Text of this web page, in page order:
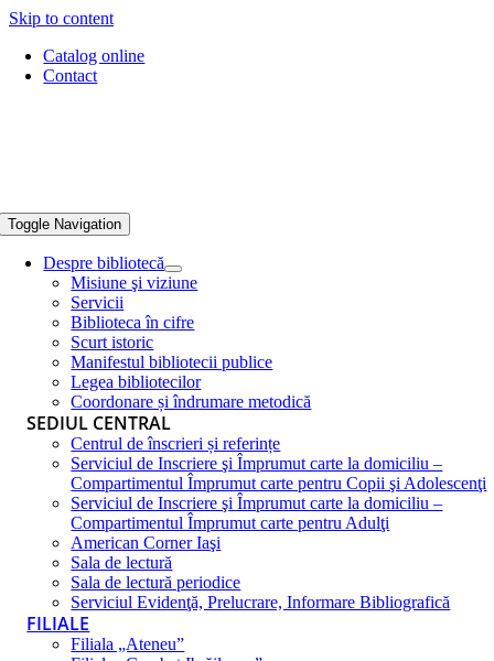
Skip to content
Catalog online
Contact
Toggle Navigation
Despre bibliotecă
Misiune şi viziune
Servicii
Biblioteca în cifre
Scurt istoric
Manifestul bibliotecii publice
Legea bibliotecilor
Coordonare și îndrumare metodică
SEDIUL CENTRAL
Centrul de înscrieri și referințe
Serviciul de Inscriere şi Împrumut carte la domiciliu –
Compartimentul Împrumut carte pentru Copii şi Adolescenţi
Serviciul de Inscriere şi Împrumut carte la domiciliu –
Compartimentul Împrumut carte pentru Adulţi
American Corner Iaşi
Sala de lectură
Sala de lectură periodice
Serviciul Evidenţă, Prelucrare, Informare Bibliografică
FILIALE
Filiala „Ateneu”